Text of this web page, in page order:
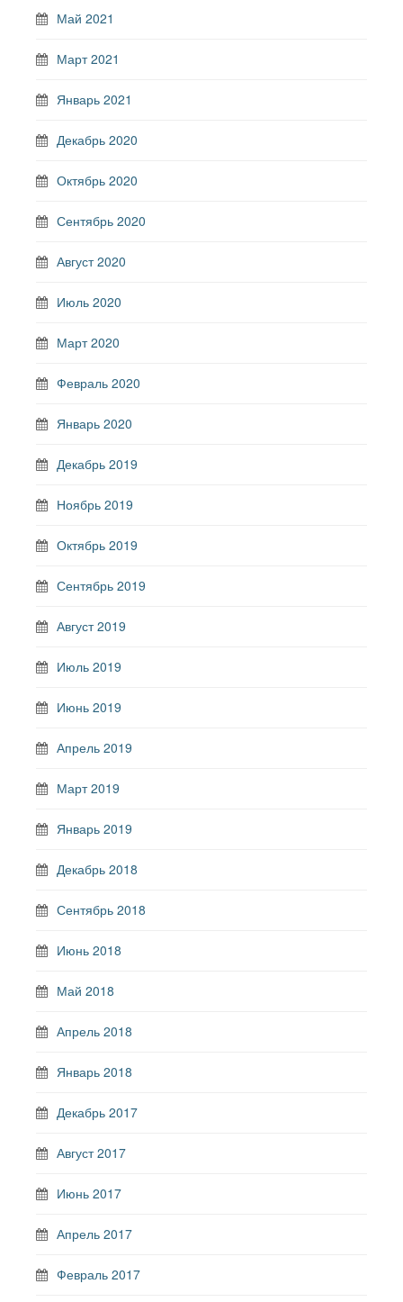
Май 2021
Март 2021
Январь 2021
Декабрь 2020
Октябрь 2020
Сентябрь 2020
Август 2020
Июль 2020
Март 2020
Февраль 2020
Январь 2020
Декабрь 2019
Ноябрь 2019
Октябрь 2019
Сентябрь 2019
Август 2019
Июль 2019
Июнь 2019
Апрель 2019
Март 2019
Январь 2019
Декабрь 2018
Сентябрь 2018
Июнь 2018
Май 2018
Апрель 2018
Январь 2018
Декабрь 2017
Август 2017
Июнь 2017
Апрель 2017
Февраль 2017